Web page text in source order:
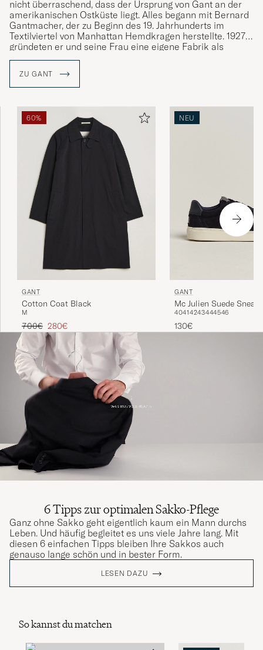
nicht überraschend, dass der Ursprung von Gant an der
amerikanischen Ostküste liegt. Alles begann mit Bernard
Gantmacher, der zu Beginn des 19. Jahrhunderts im
Textilviertel von Manhattan Hemdkragen herstellte. 1927
gründeten er und seine Frau eine eigene Fabrik als
Subunternehmer für andere Marken. Die Hemden, die für
mehr an Popularität. Im Jahr 1949 gründete die Familie
Gantmacher zusammen mit ihren Söhne die Marke Gant.
Gant wurde vom Preppy-Stil geprägt wie der Style von der
Marke selbst und ist seit seiner Gründung mit klassischen
Kleidungsstücken wie dem Button-Down-Hemd, der
khakifarbenen Chinohose und dem Rugby-Shirt an der
Definition des klassischen, amerikanischen College-Stils
beteiligt.
ZU GANT
60%
GANT
Cotton Coat Black
M
Regulärer Preis
700€ Reduzierter Preis
280€
NEU
GANT
Mc Julien Suede
Blue
40414243444546
130€
6 Tipps zur optimalen Sakko-Pflege
Ganz ohne Sakko geht eigentlich kaum ein Mann durchs
Leben. Und häufig begleitet es uns viele Jahre lang. Mit
diesen 6 einfachen Tipps bleiben Ihre Sakkos auch
genauso lange schön und in bester Form.
LESEN DAZU
So kannst du matchen